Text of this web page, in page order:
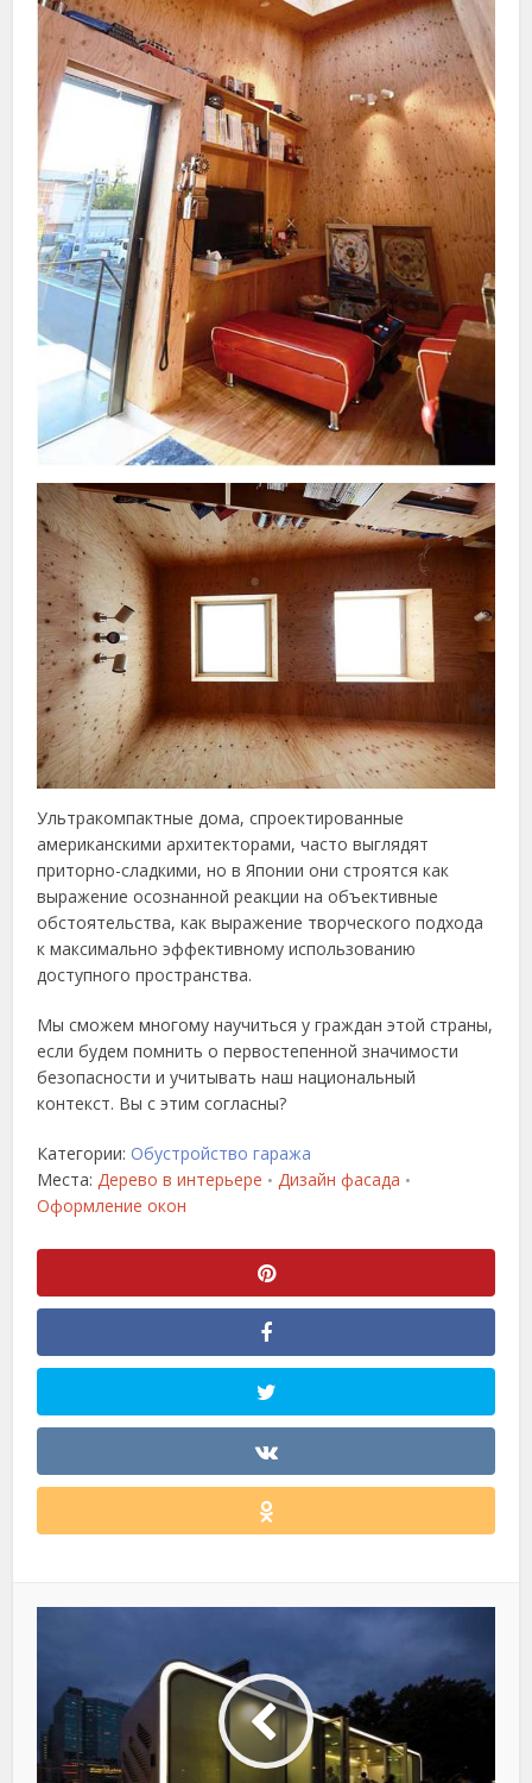
Ультракомпактные дома, спроектированные
американскими архитекторами, часто выглядят
приторно-сладкими, но в Японии они строятся как
выражение осознанной реакции на объективные
обстоятельства, как выражение творческого подхода
к максимально эффективному использованию
доступного пространства.
Мы сможем многому научиться у граждан этой страны,
если будем помнить о первостепенной значимости
безопасности и учитывать наш национальный
контекст. Вы с этим согласны?
Категории: Обустройство гаража
Места:Дерево в интерьере • Дизайн фасада •
Оформление окон